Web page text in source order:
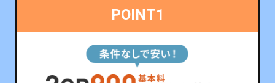
POINT1